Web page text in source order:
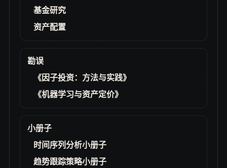
基金研究
资产配置
勘误
《因子投资：方法与实践》
《机器学习与资产定价》
小册子
时间序列分析小册子
趋势跟踪策略小册子